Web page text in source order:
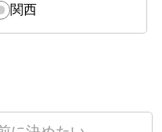
関西